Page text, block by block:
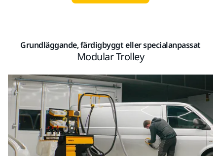
Grundläggande, färdigbyggt eller specialanpassat
Modular Trolley